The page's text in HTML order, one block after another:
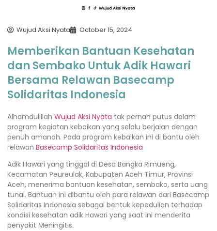
Wujud Aksi Nyata October 15, 2024
Memberikan Bantuan Kesehatan
dan Sembako Untuk Adik Hawari
Bersama Relawan Basecamp
Solidaritas Indonesia
Alhamdulillah Wujud Aksi Nyata tak pernah putus dalam
program kegiatan kebaikan yang selalu berjalan dengan
penuh amanah. Pada program kebaikan ini di bantu oleh
relawan Basecamp Solidaritas Indonesia
Adik Hawari yang tinggal di Desa Bangka Rimueng,
Kecamatan Peureulak, Kabupaten Aceh Timur, Provinsi
Aceh, menerima bantuan kesehatan, sembako, serta uang
tunai. Bantuan ini dibantu oleh para relawan dari Basecamp
Solidaritas Indonesia sebagai bentuk kepedulian terhadap
kondisi kesehatan adik Hawari yang saat ini menderita
penyakit Meningitis.